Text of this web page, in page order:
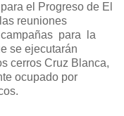
el Progreso de El
reuniones
campañas para la
se ejecutarán
cerros Cruz Blanca,
ocupado por